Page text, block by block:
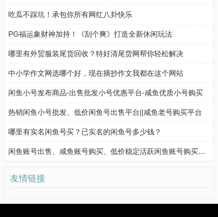
吃瓜不踩坑！承包你所有网红八卦快乐
PG福运象财神加持！《刮个爽》打造全新休闲玩法
哪里有外贸服装尾货回收？特好清尾货网帮你轻松解决
中小学作文网选哪个好，现在摘抄作文我都在这个网站
闲鱼小号发布商品-出售批发小号优惠平台-咸鱼优质小号购买
热销闲鱼小号批发、低价闲鱼号出售平台||咸鱼老号购买平台
哪里有实名闲鱼号买？已实名的闲鱼号多少钱？
闲鱼账号出售、咸鱼账号购买、低价稳定活跃闲鱼账号购买流程
友情链接